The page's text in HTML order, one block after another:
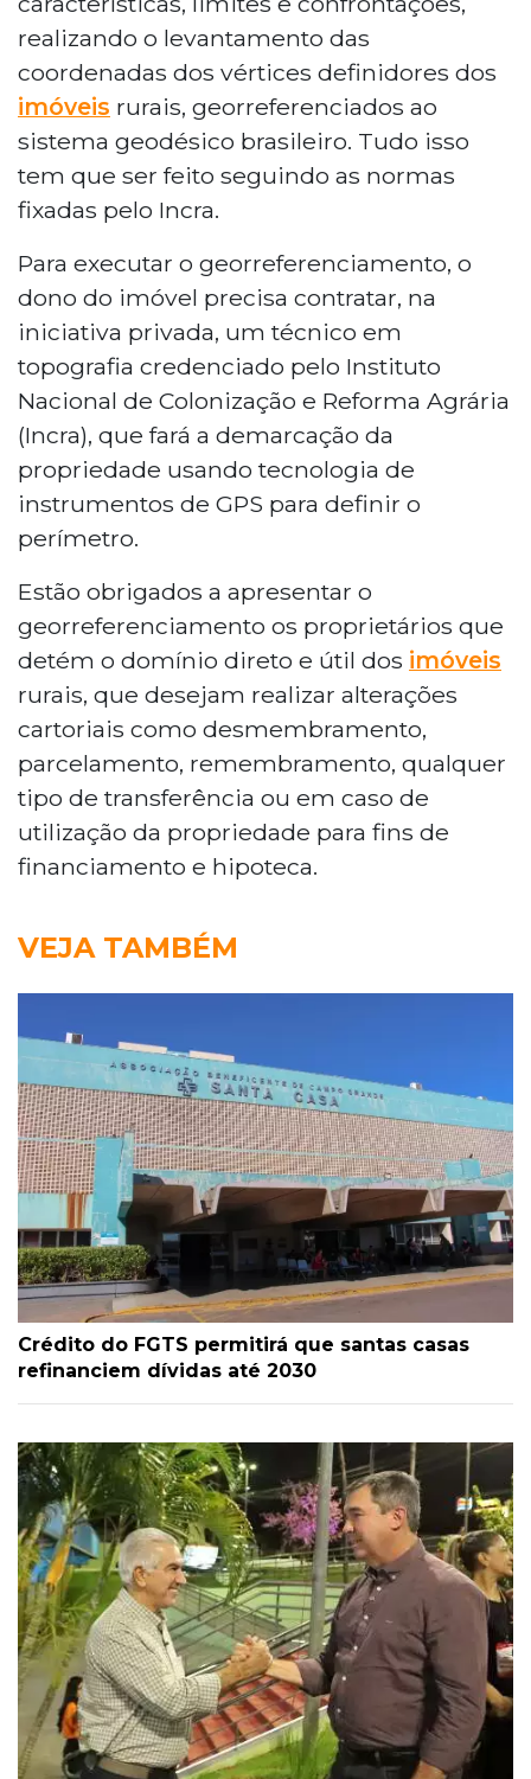
realizando o levantamento das
coordenadas dos vértices definidores dos
imóveis rurais, georreferenciados ao
sistema geodésico brasileiro. Tudo isso
tem que ser feito seguindo as normas
fixadas pelo Incra.
Para executar o georreferenciamento, o
dono do imóvel precisa contratar, na
iniciativa privada, um técnico em
topografia credenciado pelo Instituto
Nacional de Colonização e Reforma Agrária
(Incra), que fará a demarcação da
propriedade usando tecnologia de
instrumentos de GPS para definir o
perímetro.
Estão obrigados a apresentar o
georreferenciamento os proprietários que
detém o domínio direto e útil dos imóveis
rurais, que desejam realizar alterações
cartoriais como desmembramento,
parcelamento, remembramento, qualquer
tipo de transferência ou em caso de
utilização da propriedade para fins de
financiamento e hipoteca.
VEJA TAMBÉM
Crédito do FGTS permitirá que santas casas
refinanciem dívidas até 2030